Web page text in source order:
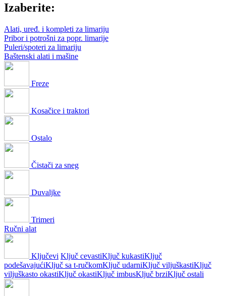
Izaberite:
Alati, uređ. i kompleti za limariju
Pribor i potrošni za popr. limarije
Puleri/spoteri za limariju
Baštenski alati i mašine
Freze
Kosačice i traktori
Ostalo
Čistači za sneg
Duvaljke
Trimeri
Ručni alat
Ključevi Ključ cevastiKljuč kukastiKljuč
podešavajućiKljuč sa t-ručkomKljuč udarniKljuč viljuškastiKljuč
viljuškasto okastiKljuč okastiKljuč imbusKljuč brziKljuč ostali